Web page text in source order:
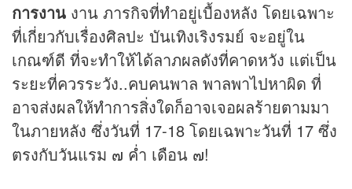
การงาน งาน ภารกิจที่ทำอยู่เบื้องหลัง โดยเฉพาะ
ที่เกี่ยวกับเรื่องศิลปะ บันเทิงเริงรมย์ จะอยู่ใน
เกณฑ์ดี ที่จะทำให้ได้ลาภผลดังที่คาดหวัง แต่เป็น
ระยะที่ควรระวัง..คบคนพาล พาลพาไปหาผิด ที่
อาจส่งผลให้ทำการสิ่งใดก็อาจเจอผลร้ายตามมา
ในภายหลัง ซึ่งวันที่ 17-18 โดยเฉพาะวันที่ 17 ซึ่ง
ตรงกับวันแรม ๗ ค่ำ เดือน ๗!